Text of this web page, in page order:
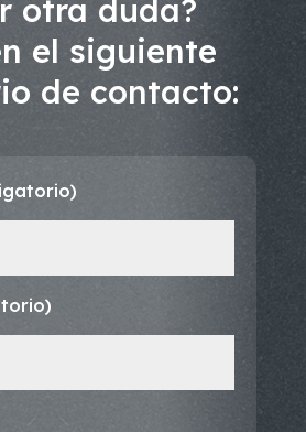
otra duda?
el siguiente
de contacto: